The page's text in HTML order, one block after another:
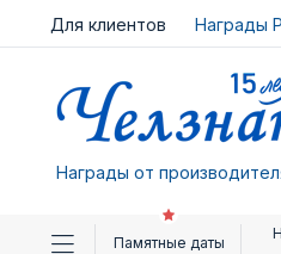
Для клиентов Награды
Награды от
Памятные даты